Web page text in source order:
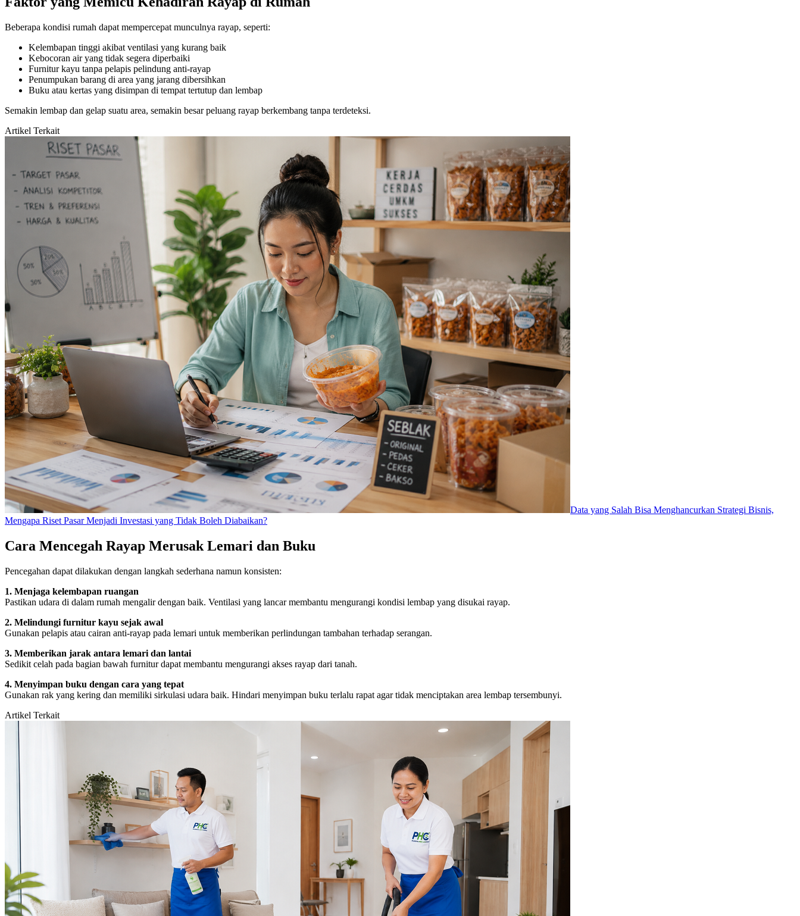
Beberapa kondisi rumah dapat mempercepat munculnya rayap, seperti:
Kelembapan tinggi akibat ventilasi yang kurang baik
Kebocoran air yang tidak segera diperbaiki
Furnitur kayu tanpa pelapis pelindung anti-rayap
Penumpukan barang di area yang jarang dibersihkan
Buku atau kertas yang disimpan di tempat tertutup dan lembap
Semakin lembap dan gelap suatu area, semakin besar peluang rayap berkembang tanpa terdeteksi.
Artikel Terkait
Data yang Salah Bisa Menghancurkan Strategi Bisnis,
Mengapa Riset Pasar Menjadi Investasi yang Tidak Boleh Diabaikan?
Cara Mencegah Rayap Merusak Lemari dan Buku
Pencegahan dapat dilakukan dengan langkah sederhana namun konsisten:
1. Menjaga kelembapan ruangan
Pastikan udara di dalam rumah mengalir dengan baik. Ventilasi yang lancar membantu mengurangi kondisi lembap yang disukai rayap.
2. Melindungi furnitur kayu sejak awal
Gunakan pelapis atau cairan anti-rayap pada lemari untuk memberikan perlindungan tambahan terhadap serangan.
3. Memberikan jarak antara lemari dan lantai
Sedikit celah pada bagian bawah furnitur dapat membantu mengurangi akses rayap dari tanah.
4. Menyimpan buku dengan cara yang tepat
Gunakan rak yang kering dan memiliki sirkulasi udara baik. Hindari menyimpan buku terlalu rapat agar tidak menciptakan area lembap tersembunyi.
Artikel Terkait